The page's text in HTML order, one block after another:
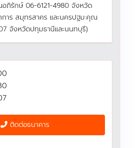
ภิรักษ์ 06-6121-4980 จังหวัด
าร สมุทรสาคร และนครปฐม:คุณ
จังหวัดปทุมธานีและนนทบุรี)
ติดต่อธนาคาร